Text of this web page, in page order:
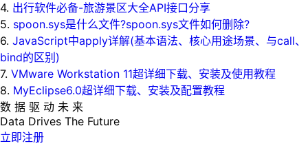
4. 出行软件必备-旅游景区大全API接口分享
5. spoon.sys是什么文件?spoon.sys文件如何删除?
6. JavaScript中apply详解(基本语法、核心用途场景、与call、
bind的区别)
7. VMware Workstation 11超详细下载、安装及使用教程
8. MyEclipse6.0超详细下载、安装及配置教程
数 据 驱 动 未 来
Data Drives The Future
立即注册